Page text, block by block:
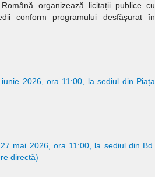
organizează licitații publice cu
conform programului desfășurat în
2026, ora 11:00, la sediul din Piața
mai 2026, ora 11:00, la sediul din Bd.
directă)